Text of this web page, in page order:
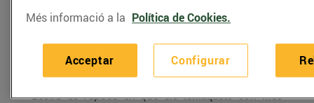
Conserva de tomàquet
L'estiu és l'època en què elstomàquetssón més
Més informació a la Política de Cookies.
Configurar
Acceptar